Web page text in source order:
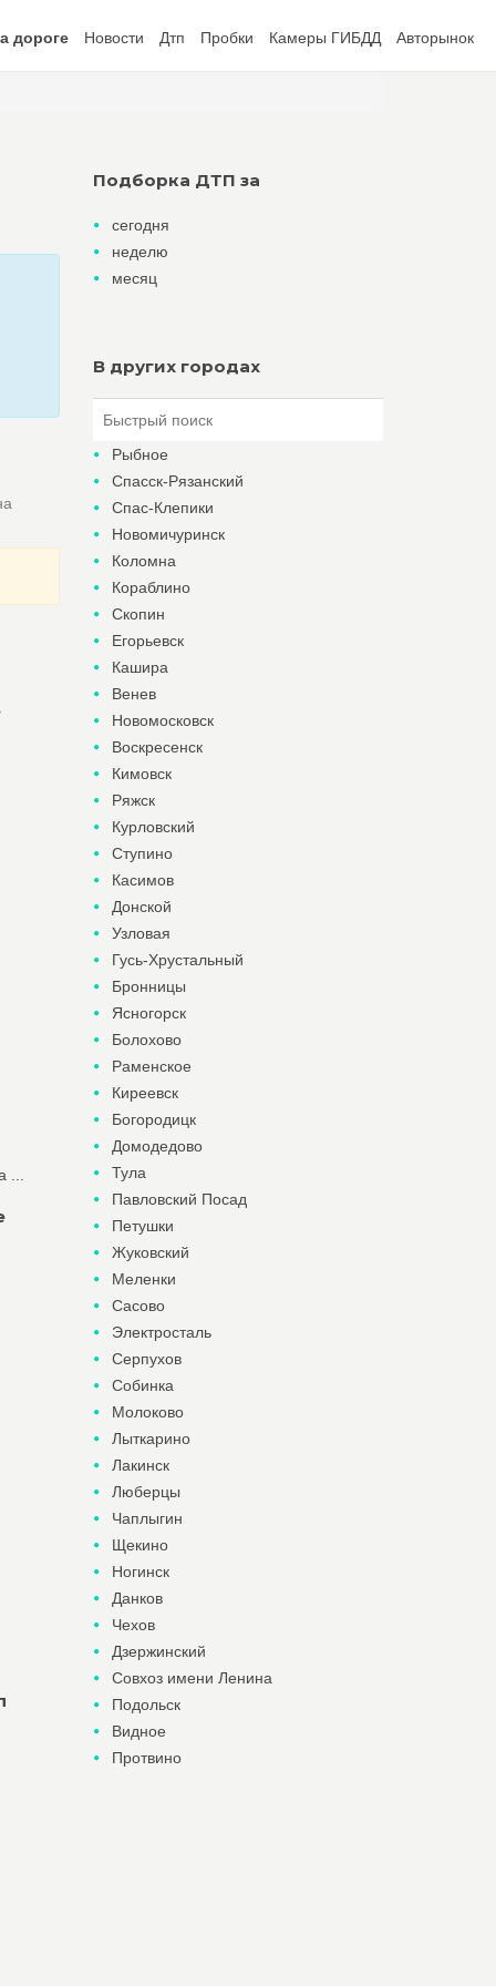
дороге Новости Дтп Пробки Камеры ГИБДД Авторынок
Подборка ДТП за
сегодня
неделю
месяц
В других городах
Рыбное
Спасск-Рязанский
Спас-Клепики
Новомичуринск
Коломна
Кораблино
Скопин
Егорьевск
Кашира
Венев
Новомосковск
Воскресенск
Кимовск
Ряжск
Курловский
Ступино
Касимов
Донской
Узловая
Гусь-Хрустальный
Бронницы
Ясногорск
Болохово
Раменское
Киреевск
Богородицк
Домодедово
Тула
Павловский Посад
Петушки
Жуковский
Меленки
Сасово
Электросталь
Серпухов
Собинка
Молоково
Лыткарино
Лакинск
Люберцы
Чаплыгин
Щекино
Ногинск
Данков
Чехов
Дзержинский
Совхоз имени Ленина
Подольск
Видное
Протвино